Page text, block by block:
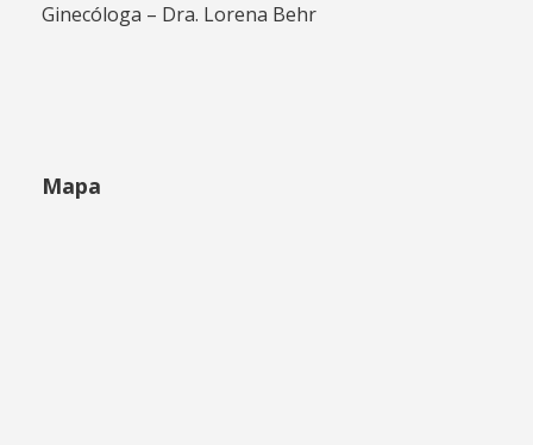
Ginecóloga – Dra. Lorena Behr
Mapa